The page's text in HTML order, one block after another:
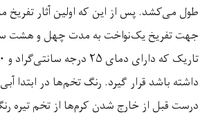
طول می‌کشد. پس از این که اولین آثار
جهت تفریخ یک‌نواخت به مدت چهل و هشت
تاریک که دارای دمای ۲۵ درجه سانتی‌گراد و
داشته باشد قرار گیرد. رنگ تخم‌ها در ابتدا
درست قبل از خارج شدن کرم‌ها از تخم تیره